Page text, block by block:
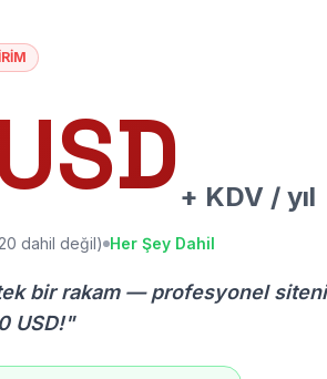
+ KDV / yıl
dahil değil) Her Şey Dahil
bir rakam — profesyonel
USD!"